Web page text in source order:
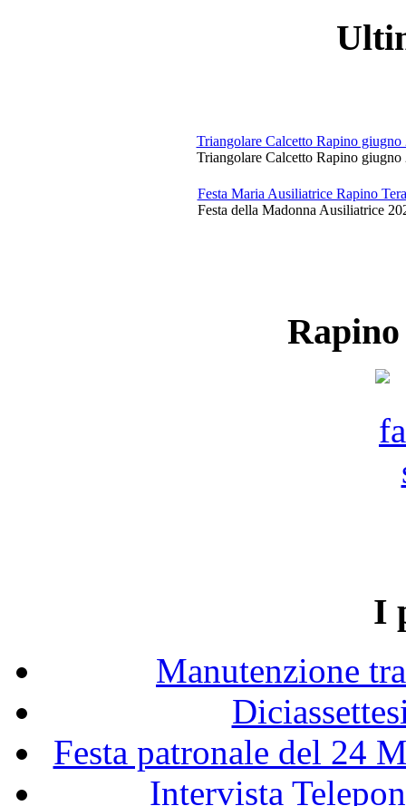
Triangolare Calcetto Rapino giugno
Triangolare Calcetto Rapino giugno
Festa Maria Ausiliatrice Rapino
Festa della Madonna Ausiliatrice
Rapino
I
Manutenzione
Festa patronale del 24
Intervista